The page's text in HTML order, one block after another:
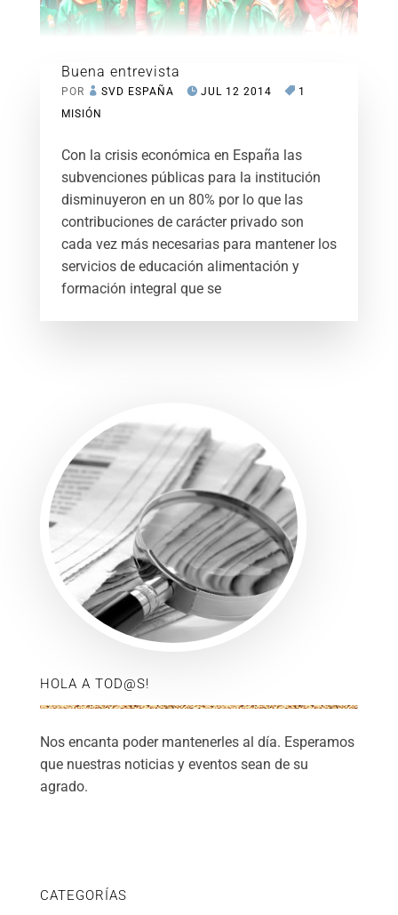
Buena entrevista
POR SVD ESPAÑA JUL 12 2014
1
MISIÓN
Con la crisis económica en España las
subvenciones públicas para la institución
disminuyeron en un 80% por lo que las
contribuciones de carácter privado son
cada vez más necesarias para mantener los
servicios de educación alimentación y
formación integral que se
HOLA A TOD@S!
Nos encanta poder mantenerles al día. Esperamos
que nuestras noticias y eventos sean de su
agrado.
CATEGORÍAS